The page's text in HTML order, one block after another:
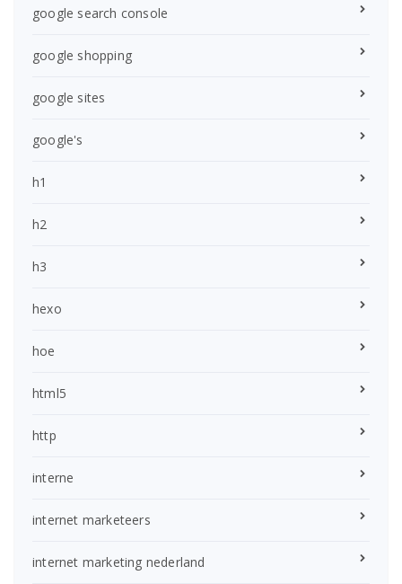
google search console
google shopping
google sites
google's
h1
h2
h3
hexo
hoe
html5
http
interne
internet marketeers
internet marketing nederland